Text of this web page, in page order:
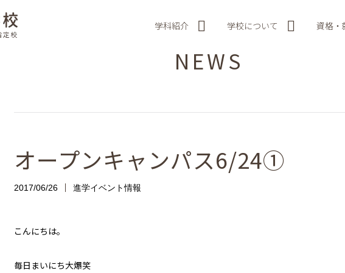
学科紹介 学校について 資格・
NEWS
オープンキャンパス6/24①
2017/06/26 進学イベント情報
こんにちは。
毎日まいにち大爆笑